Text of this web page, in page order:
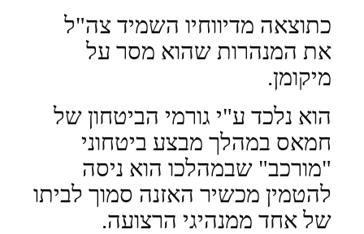
כתוצאה מדיווחיו השמיד צה"ל
את המנהרות שהוא מסר על
מיקומן.
הוא נלכד ע"י גורמי הביטחון של
חמאס במהלך מבצע ביטחוני
"מורכב" שבמהלכו הוא ניסה
להטמין מכשיר האזנה סמוך לביתו
של אחד ממנהיגי הרצועה.